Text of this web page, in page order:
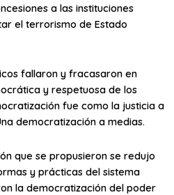
a las instituciones
el terrorismo de Estado
fallaron y fracasaron en
y respetuosa de los
fue como la justicia a
democratización a medias.
que se propusieron se redujo
y prácticas del sistema
la democratización del poder